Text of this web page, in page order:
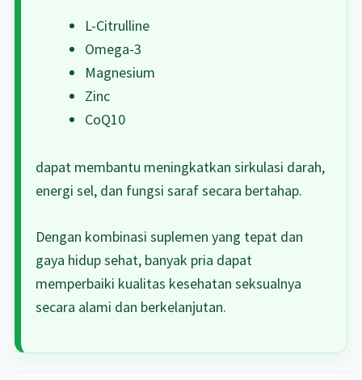
L-Citrulline
Omega-3
Magnesium
Zinc
CoQ10
dapat membantu meningkatkan sirkulasi darah,
energi sel, dan fungsi saraf secara bertahap.
Dengan kombinasi suplemen yang tepat dan
gaya hidup sehat, banyak pria dapat
memperbaiki kualitas kesehatan seksualnya
secara alami dan berkelanjutan.